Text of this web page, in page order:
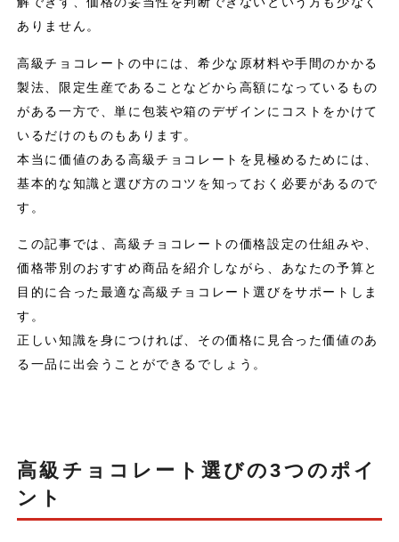
ありません。
高級チョコレートの中には、希少な原材料や手間のかかる
製法、限定生産であることなどから高額になっているもの
がある一方で、単に包装や箱のデザインにコストをかけて
いるだけのものもあります。
本当に価値のある高級チョコレートを見極めるためには、
基本的な知識と選び方のコツを知っておく必要があるので
す。
この記事では、高級チョコレートの価格設定の仕組みや、
価格帯別のおすすめ商品を紹介しながら、あなたの予算と
目的に合った最適な高級チョコレート選びをサポートしま
す。
正しい知識を身につければ、その価格に見合った価値のあ
る一品に出会うことができるでしょう。
高級チョコレート選びの3つのポイ
ント